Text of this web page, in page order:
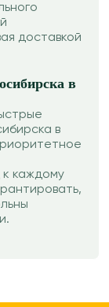
доставкой
в
в
к каждому